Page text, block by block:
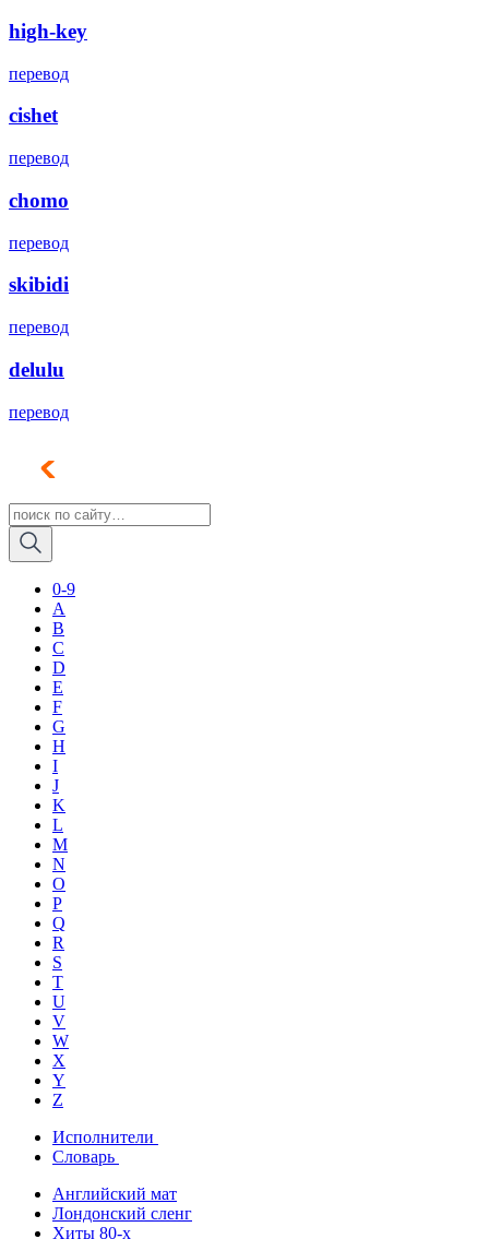
high-key
перевод
cishet
перевод
chomo
перевод
skibidi
перевод
delulu
перевод
0-9
A
B
C
D
E
F
G
H
I
J
K
L
M
N
O
P
Q
R
S
T
U
V
W
X
Y
Z
Исполнители
Словарь
Английский мат
Лондонский сленг
Хиты 80-х